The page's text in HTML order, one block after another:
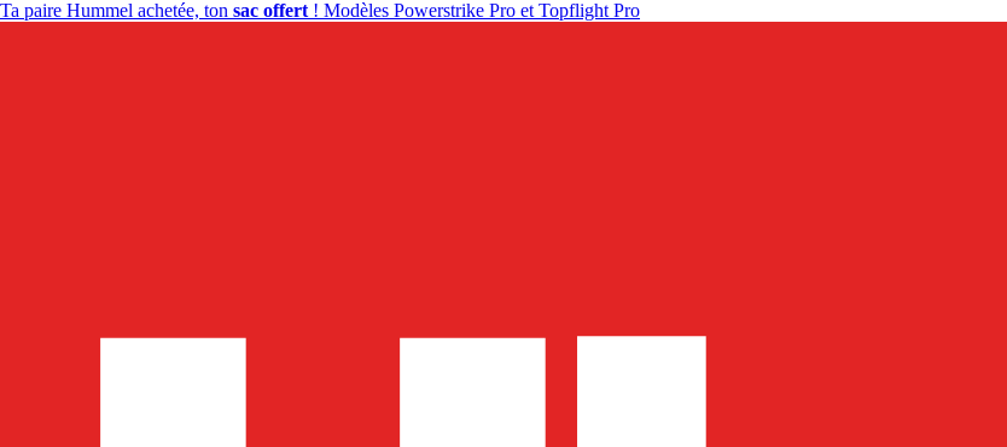
Ta paire Hummel achetée, ton sac offert ! Modèles Powerstrike Pro et Topflight Pro